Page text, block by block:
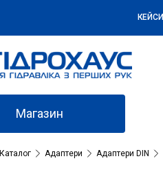
КЕЙСИ
Магазин
Каталог Адаптери Адаптери DIN